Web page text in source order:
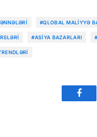
#QLOBAL MALIYYƏ
#ASIYA BAZARLARI